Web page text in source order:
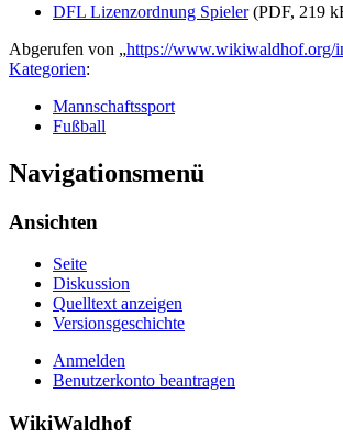
DFL Lizenzordnung Spieler(PDF, 219
Abgerufen von „https://www.wikiwaldhof.org/
Kategorien:
Mannschaftssport
Fußball
Navigationsmenü
Ansichten
Seite
Diskussion
Quelltext anzeigen
Versionsgeschichte
Anmelden
Benutzerkonto beantragen
WikiWaldhof